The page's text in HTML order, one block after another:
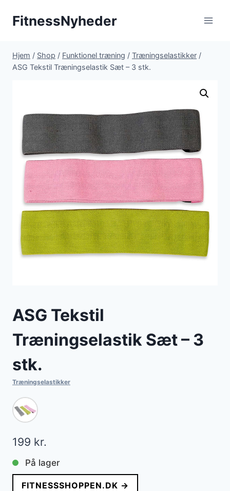
FitnessNyheder
Hjem / Shop / Funktionel træning / Træningselastikker /
ASG Tekstil Træningselastik Sæt – 3 stk.
ASG Tekstil
Træningselastik Sæt – 3
stk.
Træningselastikker
199 kr.
På lager
FITNESSSHOPPEN.DK →